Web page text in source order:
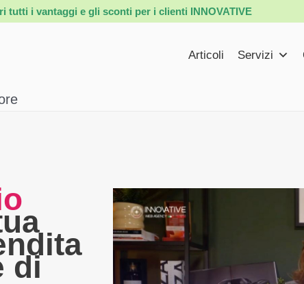
tutti i vantaggi e gli sconti per i clienti INNOVATIVE
Articoli Servizi
di